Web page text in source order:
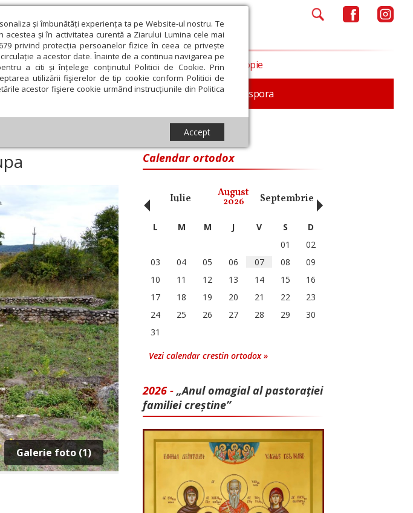
și îmbunătăți experiența ta pe Website-ul nostru. Te
și în activitatea curentă a Ziarului Lumina cele mai
privind protecția persoanelor fizice în ceea ce privește
a acestor date. Înainte de a continua navigarea pe
a citi și înțelege conținutul Politicii de Cookie. Prin
utilizării fişierelor de tip cookie conform Politicii de
acestor fişiere cookie urmând instrucțiunile din Politica
Accept
de presă Documentar In memoriam Diaspora
și Cultură Societate Opinii Filantropie
Galerie foto (1)
Calendar ortodox
Iulie August
2026 Septembrie Octombrie
‹ L M M J V S
D
01
02
03
04 05 06 07 08
09
10
11 12 13 14 15
16
17
18 19 20 21 22
23
24
25 26 27 28 29
30
31
Vezi calendar crestin ortodox »
2026 - „Anul omagial al pastorației
familiei creștine”